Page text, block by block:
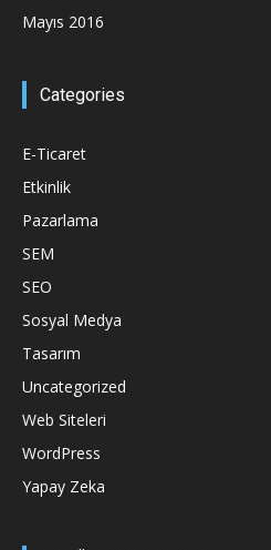
Mayıs 2016
Categories
E-Ticaret
Etkinlik
Pazarlama
SEM
SEO
Sosyal Medya
Tasarım
Uncategorized
Web Siteleri
WordPress
Yapay Zeka